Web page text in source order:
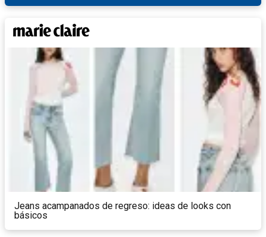
Jeans acampanados de regreso: ideas de looks con
básicos